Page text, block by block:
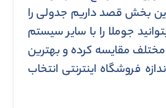
بخش قصد داریم جدولی را
جوملا را با سایر سیستم
مقایسه کرده و بهترین
فروشگاه اینترنتی انتخاب